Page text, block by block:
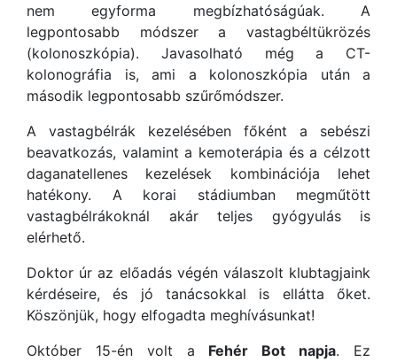
nem egyforma megbízhatóságúak. A
legpontosabb módszer a vastagbéltükrözés
(kolonoszkópia). Javasolható még a CT-
kolonográfia is, ami a kolonoszkópia után a
második legpontosabb szűrőmódszer.
A vastagbélrák kezelésében főként a sebészi
beavatkozás, valamint a kemoterápia és a célzott
daganatellenes kezelések kombinációja lehet
hatékony. A korai stádiumban megműtött
vastagbélrákoknál akár teljes gyógyulás is
elérhető.
Doktor úr az előadás végén válaszolt klubtagjaink
kérdéseire, és jó tanácsokkal is ellátta őket.
Köszönjük, hogy elfogadta meghívásunkat!
Október 15-én volt a Fehér Bot napja. Ez